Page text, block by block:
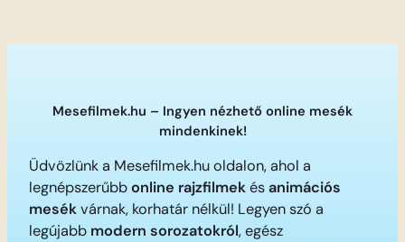
Mesefilmek.hu – Ingyen nézhető online mesék
mindenkinek!
Üdvözlünk a Mesefilmek.hu oldalon, ahol a
legnépszerűbbonline rajzfilmekésanimációs
mesékvárnak, korhatár nélkül! Legyen szó a
legújabb modern sorozatokról, egész